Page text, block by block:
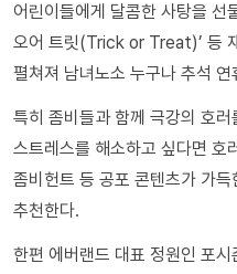
어린이들에게 달콤한 사탕을 선
오어 트릿(Trick or Treat)’ 등
펼쳐져 남녀노소 누구나 추석
특히 좀비들과 함께 극강의 호
스트레스를 해소하고 싶다면 호
좀비헌트 등 공포 콘텐츠가 가득
추천한다.
한편 에버랜드 대표 정원인 포